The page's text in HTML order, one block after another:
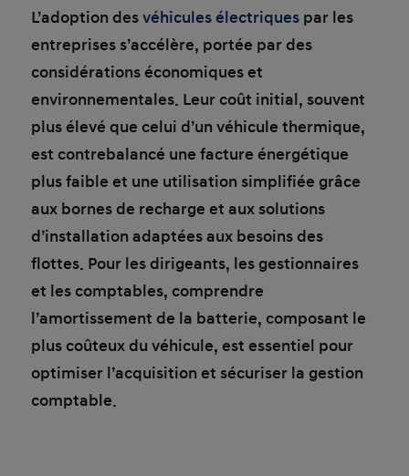
L’adoption desvéhicules électriques par les
entreprises s’accélère, portée par des
considérations économiques et
environnementales. Leur coût initial, souvent
plus élevé que celui d’un véhicule thermique,
est contrebalancé une facture énergétique
plus faible et une utilisation simplifiée grâce
aux bornes de recharge et aux solutions
d’installation adaptées aux besoins des
flottes. Pour les dirigeants, les gestionnaires
et les comptables, comprendre
l’amortissement de la batterie, composant le
plus coûteux du véhicule, est essentiel pour
optimiser l’acquisition et sécuriser la gestion
comptable.